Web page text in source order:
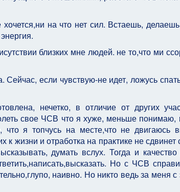
на что нет сил. Встаешь,
близких мне людей. не то,что ми
если чувствую-не идет, ложусь
нечетко, в отличие от других
свое ЧСВ что я хуже, меньше
я топчусь на месте,что не двигаюсь
жизни и отработка на практике не сдвинет
думать вслух. Тогда и качество
Но с ЧСВ
наивно. Но никто ведь за меня